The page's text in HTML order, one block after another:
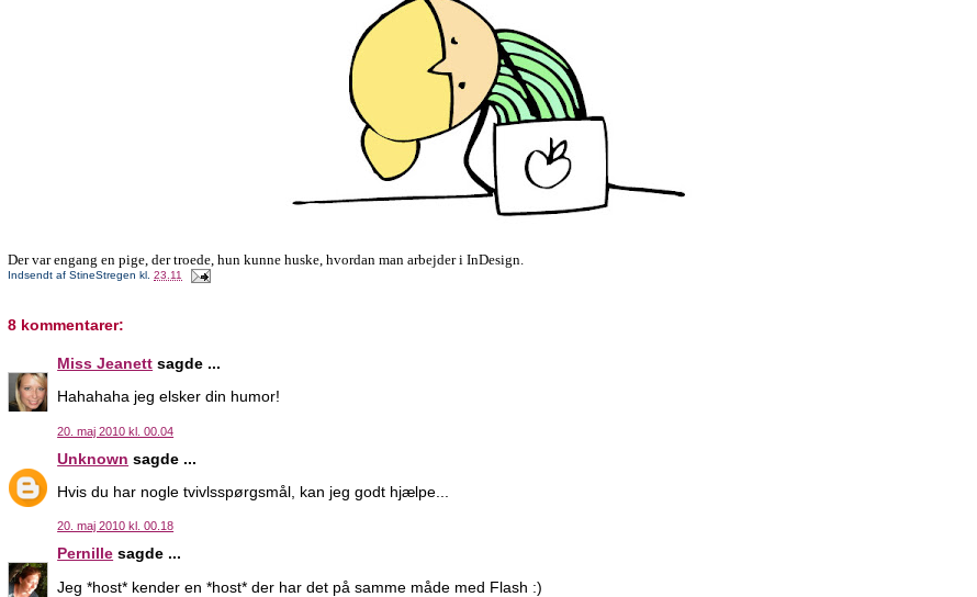
Der var engang en pige, der troede, hun kunne huske, hvordan man arbejder i InDesign.
Indsendt afStineStregen kl.23.11
8 kommentarer:
Miss Jeanett sagde ...
Hahahaha jeg elsker din humor!
20. maj 2010 kl. 00.04
Unknown sagde ...
Hvis du har nogle tvivlsspørgsmål, kan jeg godt hjælpe...
20. maj 2010 kl. 00.18
Pernille sagde ...
Jeg *host* kender en *host* der har det på samme måde med Flash :)